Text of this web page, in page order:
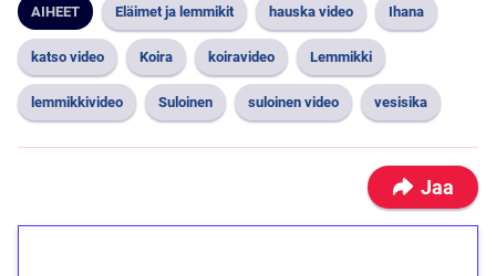
AIHEET Eläimet ja lemmikit hauska video Ihana
katso video Koira koiravideo Lemmikki
lemmikkivideo Suloinen suloinen video vesisika
Jaa